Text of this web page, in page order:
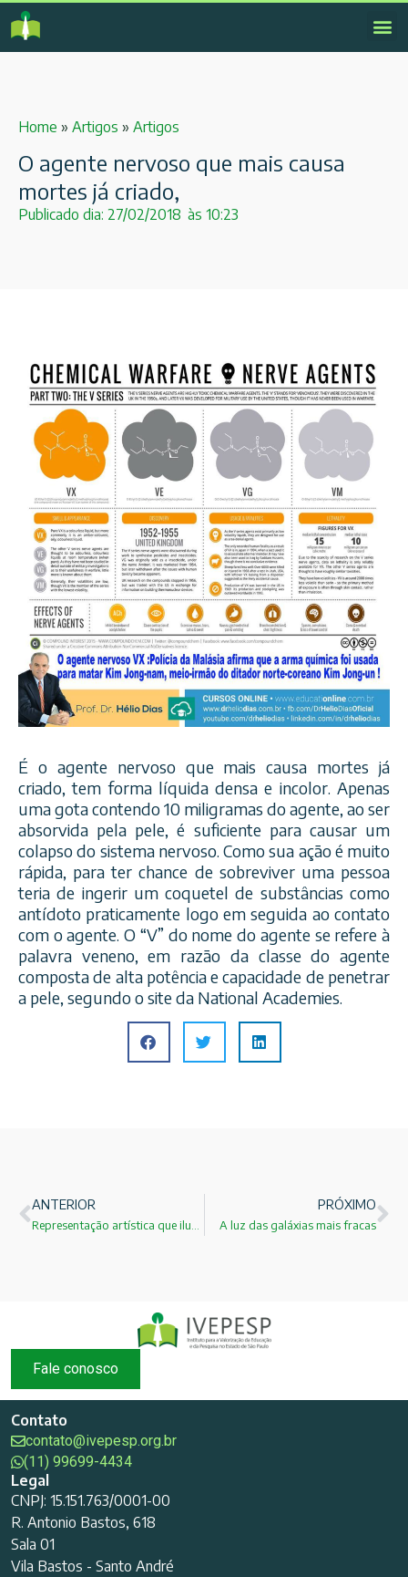
Home » Artigos » Artigos
O agente nervoso que mais causa
mortes já criado,
Publicado dia: 27/02/2018 às 10:23
É o agente nervoso que mais causa mortes já
criado, tem forma líquida densa e incolor. Apenas
uma gota contendo 10 miligramas do agente, ao ser
absorvida pela pele, é suficiente para causar um
colapso do sistema nervoso. Como sua ação é muito
rápida, para ter chance de sobreviver uma pessoa
teria de ingerir um coquetel de substâncias como
antídoto praticamente logo em seguida ao contato
com o agente. O “V” do nome do agente se refere à
palavra veneno, em razão da classe do agente
composta de alta potência e capacidade de penetrar
a pele, segundo o site da National Academies.
ANTERIOR PRÓXIMO
A luz das galáxias mais fracas
Fale conosco
Contato
contato@ivepesp.org.br
(11) 99699-4434
Legal
CNPJ: 15.151.763/0001-00
R. Antonio Bastos, 618
Sala 01
Vila Bastos - Santo André